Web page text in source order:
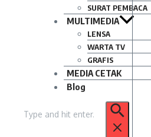
SURAT PEMBACA
MULTIMEDIA
LENSA
WARTA TV
GRAFIS
MEDIA CETAK
Blog
untuk: